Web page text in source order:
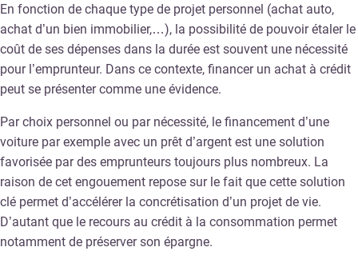
En fonction de chaque type de projet personnel (achat auto,
achat d’un bien immobilier,…), la possibilité de pouvoir étaler le
coût de ses dépenses dans la durée est souvent une nécessité
pour l’emprunteur. Dans ce contexte, financer un achat à crédit
peut se présenter comme une évidence.
Par choix personnel ou par nécessité, le financement d’une
voiture par exemple avec un prêt d’argent est une solution
favorisée par des emprunteurs toujours plus nombreux. La
raison de cet engouement repose sur le fait que cette solution
clé permet d’accélérer la concrétisation d’un projet de vie.
D’autant que le recours au crédit à la consommation permet
notamment de préserver son épargne.